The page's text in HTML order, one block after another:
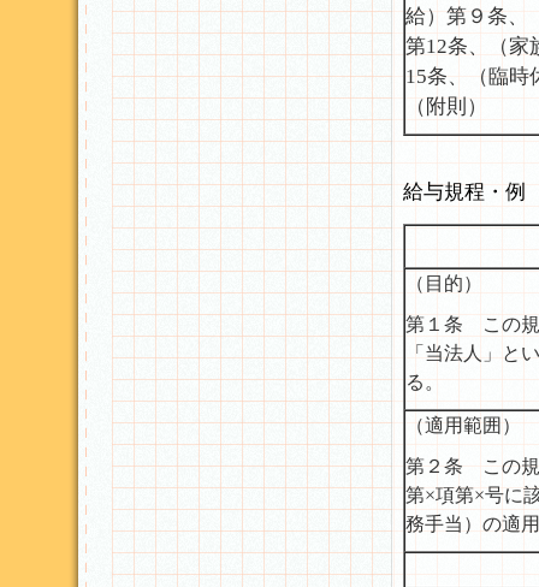
給）第９条、
第12条、（家
15条、（臨時
（附則）
給与規程・例
（目的）
第１条 この規
「当法人」と
る。
（適用範囲）
第２条 この規
第×項第×号に
務手当）の適